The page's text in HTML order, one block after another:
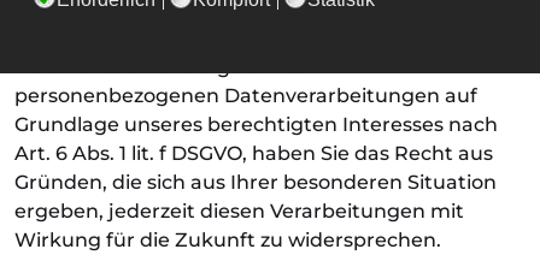
personenbezogenen Datenverarbeitungen auf
Grundlage unseres berechtigten Interesses nach
Art. 6 Abs. 1 lit. f DSGVO, haben Sie das Recht aus
Gründen, die sich aus Ihrer besonderen Situation
ergeben, jederzeit diesen Verarbeitungen mit
Wirkung für die Zukunft zu widersprechen.